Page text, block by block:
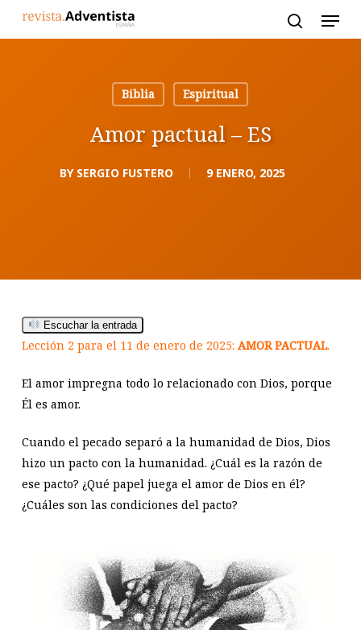
Biblia
Espiritual
Amor pactual – ES
BY SERGIO FUSTERO 9 ENERO, 2025
Escuchar la entrada
Lección 2 para el 11 de enero de 2025: AMOR PACTUAL.
El amor impregna todo lo relacionado con Dios, porque
Él es amor.
Cuando el pecado separó a la humanidad de Dios, Dios
hizo un pacto con la humanidad. ¿Cuál es la razón de
ese pacto? ¿Qué papel juega el amor de Dios en él?
¿Cuáles son las condiciones del pacto?